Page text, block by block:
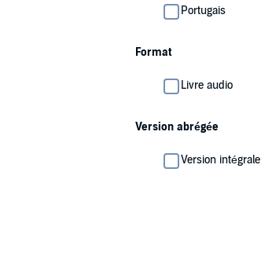
Portugais
Format
Livre audio
Version abrégée
Version intégrale